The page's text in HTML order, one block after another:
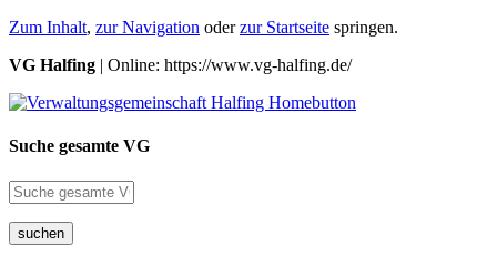
Zum Inhalt, zur Navigation oderzur Startseite springen.
VG Halfing | Online: https://www.vg-halfing.de/
Suche gesamte VG
suchen